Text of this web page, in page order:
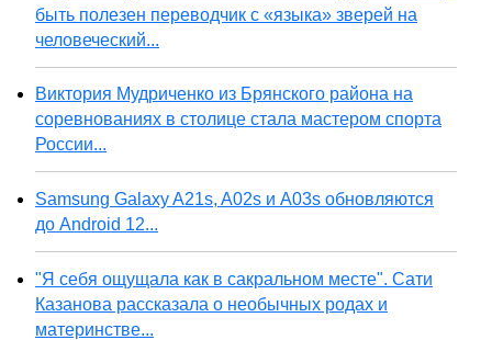
быть полезен переводчик с «языка» зверей на
человеческий...
Виктория Мудриченко из Брянского района на
соревнованиях в столице стала мастером спорта
России...
Samsung Galaxy A21s, A02s и A03s обновляются
до Android 12...
"Я себя ощущала как в сакральном месте". Сати
Казанова рассказала о необычных родах и
материнстве...